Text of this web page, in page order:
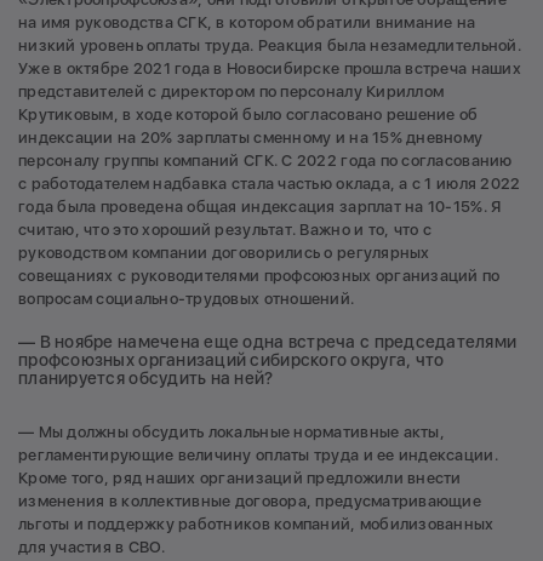
на имя руководства СГК, в котором обратили внимание на
низкий уровень оплаты труда. Реакция была незамедлительной.
Уже в октябре 2021 года в Новосибирске прошла встреча наших
представителей с директором по персоналу Кириллом
Крутиковым, в ходе которой было согласовано решение об
индексации на 20% зарплаты сменному и на 15% дневному
персоналу группы компаний СГК. С 2022 года по согласованию
с работодателем надбавка стала частью оклада, а с 1 июля 2022
года была проведена общая индексация зарплат на 10-15%. Я
считаю, что это хороший результат. Важно и то, что с
руководством компании договорились о регулярных
совещаниях с руководителями профсоюзных организаций по
вопросам социально-трудовых отношений.
— В ноябре намечена еще одна встреча с председателями
профсоюзных организаций сибирского округа, что
планируется обсудить на ней?
— Мы должны обсудить локальные нормативные акты,
регламентирующие величину оплаты труда и ее индексации.
Кроме того, ряд наших организаций предложили внести
изменения в коллективные договора, предусматривающие
льготы и поддержку работников компаний, мобилизованных
для участия в СВО.